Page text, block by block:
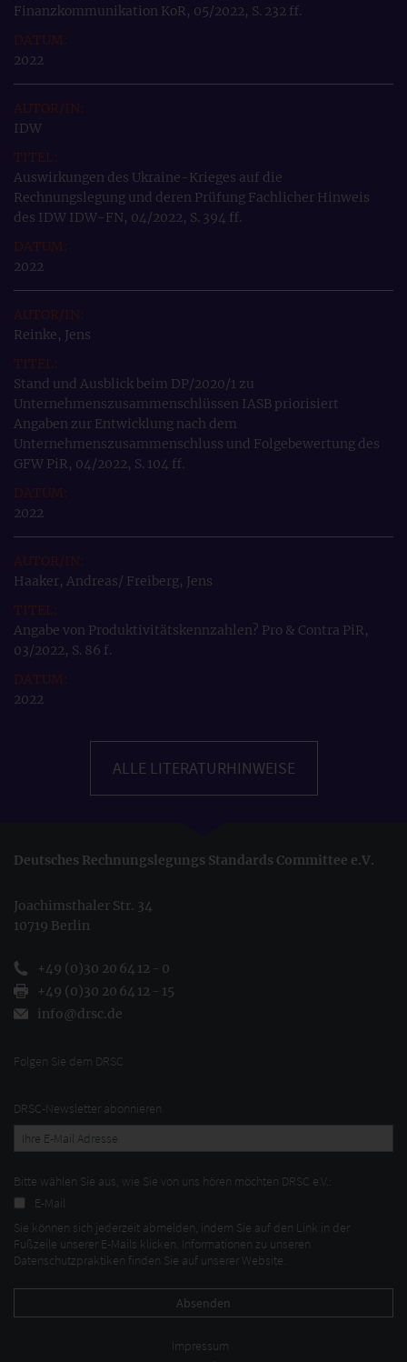
Finanzkommunikation KoR, 05/2022, S. 232 ff.
2022
IDW
Auswirkungen des Ukraine-Krieges auf die
Rechnungslegung und deren Prüfung Fachlicher Hinweis
des IDW IDW-FN, 04/2022, S. 394 ff.
2022
Reinke, Jens
Stand und Ausblick beim DP/2020/1 zu
Unternehmenszusammenschlüssen IASB priorisiert
Angaben zur Entwicklung nach dem
Unternehmenszusammenschluss und Folgebewertung des
GFW PiR, 04/2022, S. 104 ff.
2022
Haaker, Andreas/ Freiberg, Jens
Angabe von Produktivitätskennzahlen? Pro & Contra PiR,
03/2022, S. 86 f.
2022
ALLE LITERATURHINWEISE
Deutsches Rechnungslegungs Standards Committee e.V.
Joachimsthaler Str. 34
10719 Berlin
+49 (0)30 20 64 12 - 0
+49 (0)30 20 64 12 - 15
info@drsc.de
Folgen Sie dem DRSC
DRSC-Newsletter abonnieren
Bitte wählen Sie aus, wie Sie von uns hören möchten DRSC e.V.:
E-Mail
Sie können sich jederzeit abmelden, indem Sie auf den Link in der
Fußzeile unserer E-Mails klicken. Informationen zu unseren
Datenschutzpraktiken finden Sie auf unserer Website.
Impressum